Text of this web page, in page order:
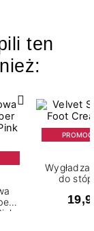
ten
do